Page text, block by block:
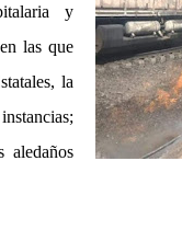
y
las que
la
aledaños